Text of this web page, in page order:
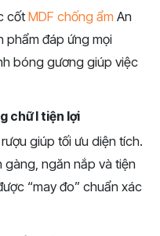
cốt MDF chống ẩm An
phẩm đáp ứng mọi
bóng gương giúp việc
chữ I tiện lợi
giúp tối ưu diện tích.
ngăn nắp và tiện
“may đo” chuẩn xác